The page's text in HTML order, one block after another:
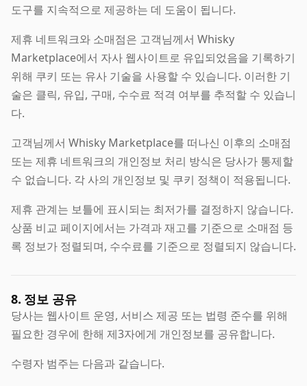
도구를 지속적으로 제공하는 데 도움이 됩니다.
제휴 네트워크와 소매점은 고객님께서 Whisky
Marketplace에서 자사 웹사이트로 유입되었음을 기록하기
위해 쿠키 또는 유사 기술을 사용할 수 있습니다. 이러한 기
술은 클릭, 유입, 구매, 수수료 적격 여부를 추적할 수 있습니
다.
고객님께서 Whisky Marketplace를 떠나신 이후의 소매점
또는 제휴 네트워크의 개인정보 처리 방식은 당사가 통제할
수 없습니다. 각 사의 개인정보 및 쿠키 정책이 적용됩니다.
제휴 관계는 보틀에 표시되는 최저가를 결정하지 않습니다.
상품 비교 페이지에서는 가격과 재고를 기준으로 소매점 등
록 정보가 정렬되며, 수수료를 기준으로 정렬되지 않습니다.
8. 정보 공유
당사는 웹사이트 운영, 서비스 제공 또는 법령 준수를 위해
필요한 경우에 한해 제3자에게 개인정보를 공유합니다.
수령자 범주는 다음과 같습니다.